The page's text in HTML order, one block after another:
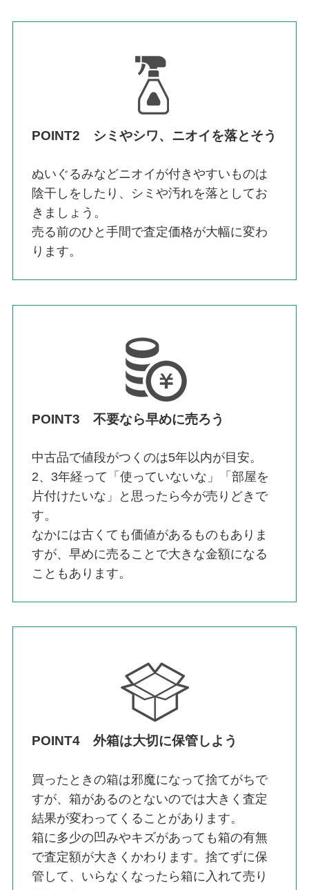
POINT2 シミやシワ、ニオイを落とそう
ぬいぐるみなどニオイが付きやすいものは
陰干しをしたり、シミや汚れを落としてお
きましょう。
売る前のひと手間で査定価格が大幅に変わ
ります。
POINT3 不要なら早めに売ろう
中古品で値段がつくのは5年以内が目安。
2、3年経って「使っていないな」「部屋を
片付けたいな」と思ったら今が売りどきで
す。
なかには古くても価値があるものもありま
すが、早めに売ることで大きな金額になる
こともあります。
POINT4 外箱は大切に保管しよう
買ったときの箱は邪魔になって捨てがちで
すが、箱があるのとないのでは大きく査定
結果が変わってくることがあります。
箱に多少の凹みやキズがあっても箱の有無
で査定額が大きくかわります。捨てずに保
管して、いらなくなったら箱に入れて売り